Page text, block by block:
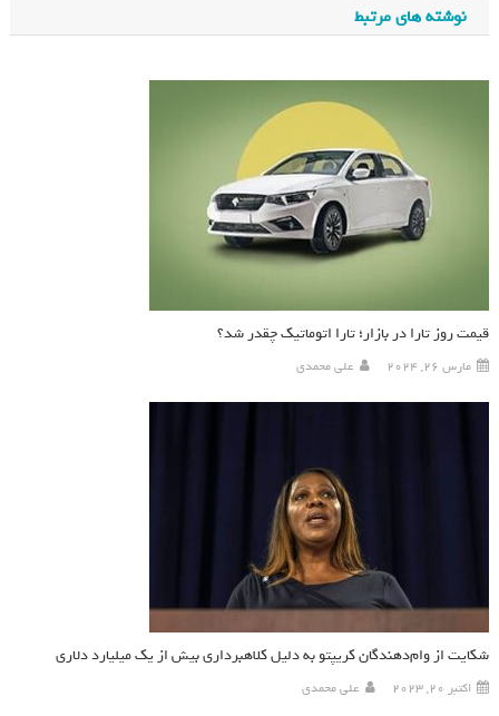
نوشته های مرتبط
قیمت روز تارا در بازار؛ تارا اتوماتیک چقدر شد؟
مارس 26, 2024 علی محمدی
شکایت از وام‌دهندگان کریپتو به دلیل کلاهبرداری بیش از یک میلیارد دلاری
اکتبر 20, 2023 علی محمدی